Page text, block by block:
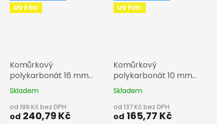
UV Filtr
Komůrkový
polykarbonát 16 mm
čirá
Skladem
od 199 Kč bez DPH
od 240,79 Kč
UV Filtr
Komůrkový
polykarbonát 10 mm
čirá
Skladem
od 137 Kč bez DPH
od 165,77 Kč